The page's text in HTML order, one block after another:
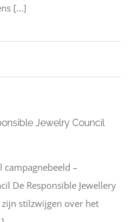
[...]
Jewelry Council
campagnebeeld –
De Responsible Jewellery
zijn stilzwijgen over het